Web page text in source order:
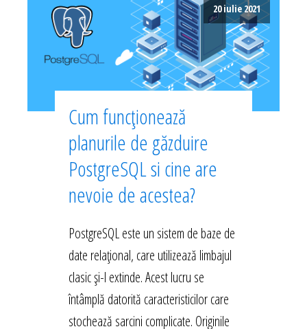
20 iulie 2021
Cum funcționează
planurile de găzduire
PostgreSQL si cine are
nevoie de acestea?
PostgreSQL este un sistem de baze de
date relațional, care utilizează limbajul
clasic și-l extinde. Acest lucru se
întâmplă datorită caracteristicilor care
stochează sarcini complicate. Originile